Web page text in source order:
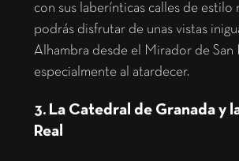
con sus laberínticas calles de estilo
podrás disfrutar de unas vistas
Alhambra desde el Mirador de San
especialmente al atardecer.
3. La Catedral de Granada y
Real